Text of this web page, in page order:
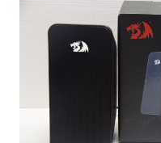
Рюкзаки